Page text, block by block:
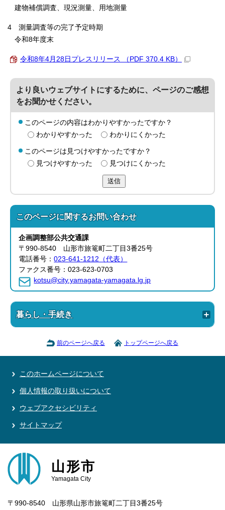
建物補償調査、現況測量、用地測量
4 測量調査等の完了予定時期
令和8年度末
令和8年4月28日プレスリリース （PDF 370.4 KB）
より良いウェブサイトにするために、ページのご感想
をお聞かせください。
このページの内容はわかりやすかったですか？
わかりやすかった
わかりにくかった
このページは見つけやすかったですか？
見つけやすかった
見つけにくかった
送信
このページに関するお問い合わせ
企画調整部公共交通課
〒990-8540 山形市旅篭町二丁目3番25号
電話番号：023-641-1212（代表）
ファクス番号：023-623-0703
kotsu@city.yamagata-yamagata.lg.jp
暮らし・手続き
前のページへ戻る トップページへ戻る
このホームページについて
個人情報の取り扱いについて
ウェブアクセシビリティ
サイトマップ
山形市
Yamagata City
〒990-8540 山形県山形市旅篭町二丁目3番25号